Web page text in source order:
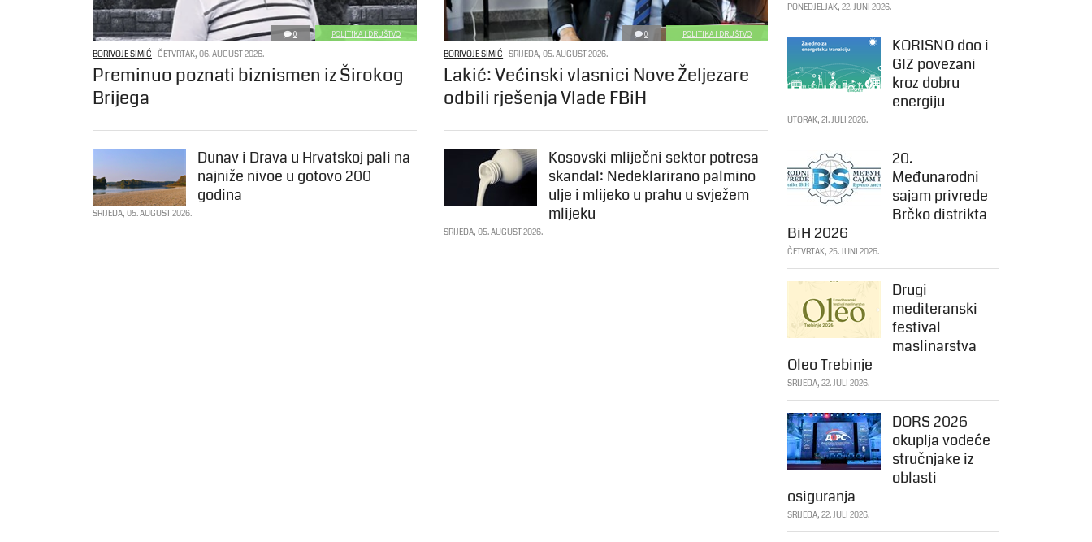
0 POLITIKA I DRUŠTVO
BORIVOJE SIMIĆ ČETVRTAK, 06. AUGUST 2026.
Preminuo poznati biznismen iz Širokog
Brijega
0 POLITIKA I DRUŠTVO
BORIVOJE SIMIĆ SRIJEDA, 05. AUGUST 2026.
Lakić: Većinski vlasnici Nove Željezare
odbili rješenja Vlade FBiH
Dunav i Drava u Hrvatskoj pali na
najniže nivoe u gotovo 200
godina
SRIJEDA, 05. AUGUST 2026.
Kosovski mliječni sektor potresa
skandal: Nedeklarirano palmino
ulje i mlijeko u prahu u svježem
mlijeku
SRIJEDA, 05. AUGUST 2026.
PONEDJELJAK, 22. JUNI 2026.
KORISNO doo i
GIZ povezani
kroz dobru
energiju
UTORAK, 21. JULI 2026.
20.
Međunarodni
sajam privrede
Brčko distrikta
BiH 2026
ČETVRTAK, 25. JUNI 2026.
Drugi
mediteranski
festival
maslinarstva
Oleo Trebinje
SRIJEDA, 22. JULI 2026.
DORS 2026
okuplja vodeće
stručnjake iz
oblasti
osiguranja
SRIJEDA, 22. JULI 2026.